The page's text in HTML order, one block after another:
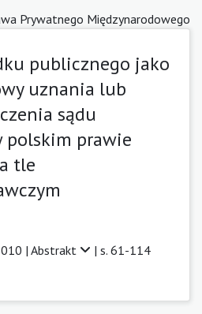
Prywatnego Międzynarodowego
publicznego jako
uznania lub
sądu
polskim prawie
tle
| Abstrakt | s. 61-114